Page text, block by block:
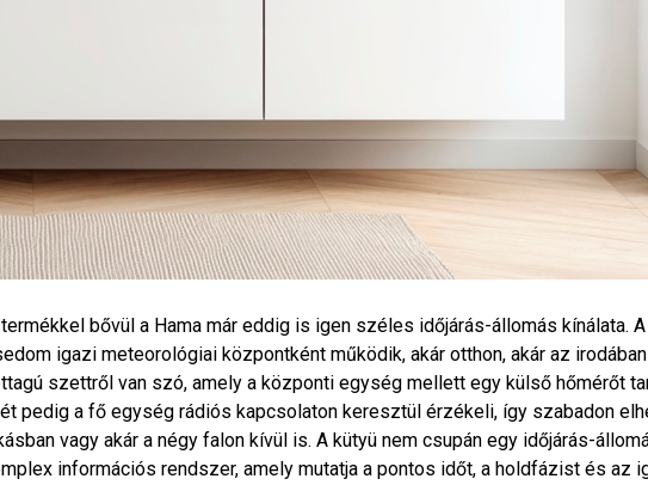
bővül a Hama már eddig is igen széles időjárás-állomás kínálata.
igazi meteorológiai központként működik, akár otthon, akár az
szettről van szó, amely a központi egység mellett egy külső hőmérőt
pedig a fő egység rádiós kapcsolaton keresztül érzékeli, így szabadon
vagy akár a négy falon kívül is. A kütyü nem csupán egy időjárás-
információs rendszer, amely mutatja a pontos időt, a holdfázist és az